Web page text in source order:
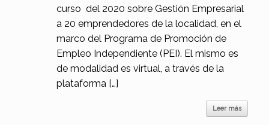
curso del 2020 sobre Gestión Empresarial
a 20 emprendedores de la localidad, en el
marco del Programa de Promoción de
Empleo Independiente (PEI). El mismo es
de modalidad es virtual, a través de la
plataforma […]
Leer más